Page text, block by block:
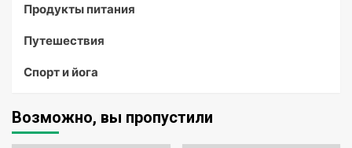
Продукты питания
Путешествия
Спорт и йога
Возможно, вы пропустили